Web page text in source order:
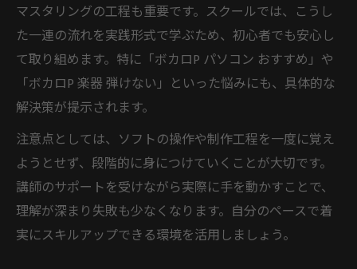
マスタリングの工程も重要です。スクールでは、こうし
た一連の流れを実践形式で学ぶため、初心者でも安心し
て取り組めます。特に「ボカロP パソコン おすすめ」や
「ボカロP 楽器 弾けない」といった悩みにも、具体的な
解決策が提示されます。
注意点としては、ソフトの操作や制作工程を一度に覚え
ようとせず、段階的に身につけていくことが大切です。
講師のサポートを受けながら実際に手を動かすことで、
理解が深まり失敗も少なくなります。自分のペースで着
実にスキルアップできる環境を活用しましょう。